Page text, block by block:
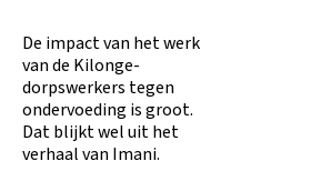
De impact van het werk
van de Kilonge-
dorpswerkers tegen
ondervoeding is groot.
Dat blijkt wel uit het
verhaal van Imani.